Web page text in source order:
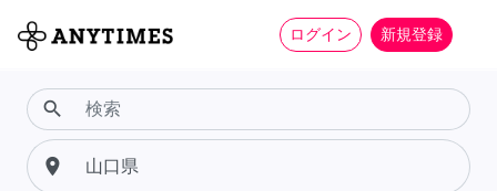
ログイン 新規登録
search
place